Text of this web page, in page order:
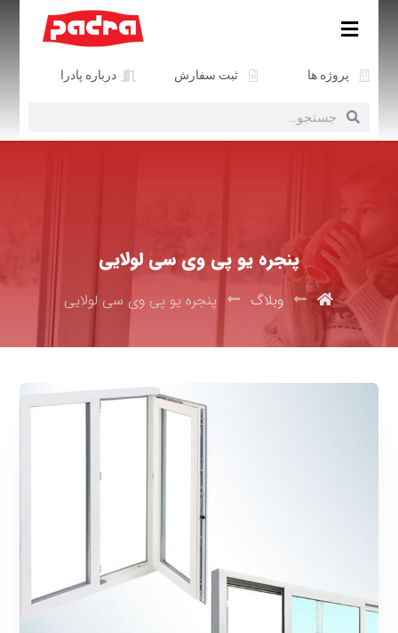
پروژه ها ثبت سفارش درباره پادرا
پنجره یو پی وی سی لولایی
وبلاگ پنجره یو پی وی سی لولایی